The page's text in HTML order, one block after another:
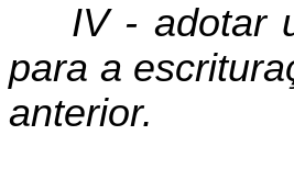
IV - adotar
para a
anterior.